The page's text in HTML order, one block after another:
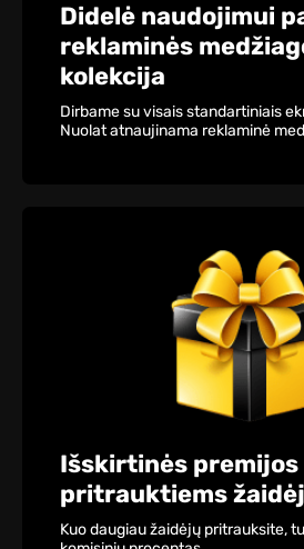
Didelė naudojimui
reklaminės
kolekcija
Dirbame su visais standartiniais
Nuolat atnaujinama reklaminė
Išskirtinės premijos
pritrauktiems
Kuo daugiau žaidėjų pritrauksite,